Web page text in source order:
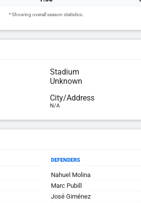
* Showing overall season statistics.
Stadium
Unknown
City/Address
N/A
DEFENDERS
Nahuel Molina
Marc Pubill
José Giménez